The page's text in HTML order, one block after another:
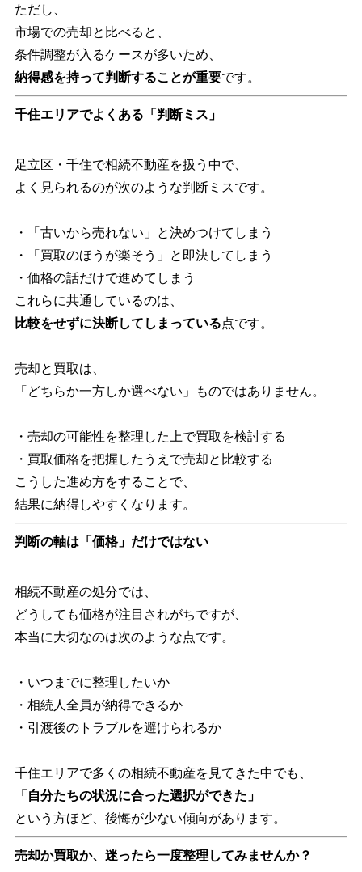
ただし、
市場での売却と比べると、
条件調整が入るケースが多いため、
納得感を持って判断することが重要です。
千住エリアでよくある「判断ミス」
足立区・千住で相続不動産を扱う中で、
よく見られるのが次のような判断ミスです。
・「古いから売れない」と決めつけてしまう
・「買取のほうが楽そう」と即決してしまう
・価格の話だけで進めてしまう
これらに共通しているのは、
比較をせずに決断してしまっている点です。
売却と買取は、
「どちらか一方しか選べない」ものではありません。
・売却の可能性を整理した上で買取を検討する
・買取価格を把握したうえで売却と比較する
こうした進め方をすることで、
結果に納得しやすくなります。
判断の軸は「価格」だけではない
相続不動産の処分では、
どうしても価格が注目されがちですが、
本当に大切なのは次のような点です。
・いつまでに整理したいか
・相続人全員が納得できるか
・引渡後のトラブルを避けられるか
千住エリアで多くの相続不動産を見てきた中でも、
「自分たちの状況に合った選択ができた」
という方ほど、後悔が少ない傾向があります。
売却か買取か、迷ったら一度整理してみませんか？